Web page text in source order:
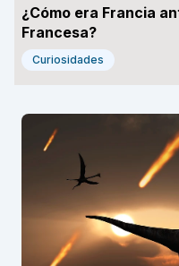
¿Cómo era Francia
Francesa?
Curiosidades